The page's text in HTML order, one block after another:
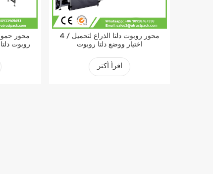
روبوت
4 محور روبوت دلتا الذراع لتحميل /
اختيار ووضع دلتا روبوت
اقرأ أكثر